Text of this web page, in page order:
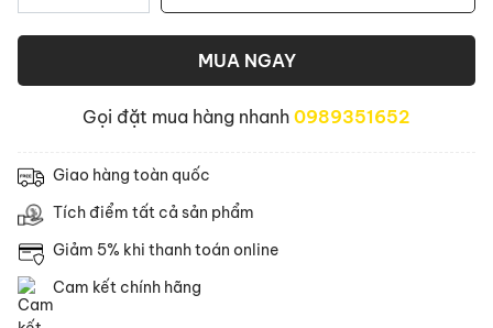
MUA NGAY
Gọi đặt mua hàng nhanh 0989351652
Giao hàng toàn quốc
Tích điểm tất cả sản phẩm
Giảm 5% khi thanh toán online
Cam kết chính hãng